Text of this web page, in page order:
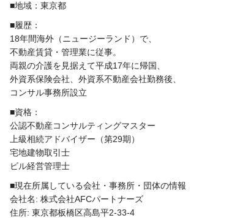
■地域：東京都
■履歴：
18年間海外（ニュージーランド）で、
不動産賃貸・管理業に従事。
両親の介護を見据えて平成17年に帰国、
外資系保険会社、外資系不動産会社勤務後、
コンサル事務所設立
■資格：
公認不動産コンサルティングマスター
上級相続アドバイザー（第29期）
宅地建物取引士
ビル経営管理士
■現在所属している会社・事務所・団体の情報
会社名: 株式会社AFCパートナーズ
住所: 東京都板橋区高島平2-33-4